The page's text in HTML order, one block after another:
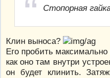
Стопорная
Клин выноса?
Его пробить максимально
как оно там внутри
он будет клинить.